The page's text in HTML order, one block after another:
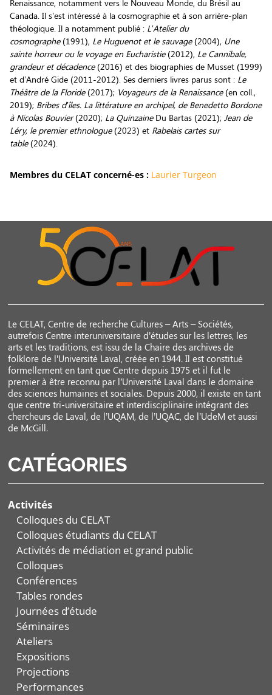
Renaissance, notamment vers le Nouveau Monde, du Brésil au
Canada. Il s’est intéressé à la cosmographie et à son arrière-plan
théologique. Il a notamment publié : L’Atelier du
cosmographe(1991), Le Huguenot et le sauvage(2004), Une
sainte horreur ou le voyage en Eucharistie(2012), Le Cannibale,
grandeur et décadence(2016) et des biographies de Musset (1999)
et d’André Gide (2011-2012). Ses derniers livres parus sont : Le
Théâtre de la Floride(2017); Voyageurs de la Renaissance(en coll.,
2019); Bribes d’îles. La littérature en archipel, de Benedetto Bordone
à Nicolas Bouvier(2020); La QuinzaineDu Bartas (2021); Jean de
Léry, le premier ethnologue(2023) et Rabelais cartes sur
table(2024).
Membres du CELAT concerné-es : Laurier Turgeon
Le CELAT, Centre de recherche Cultures – Arts – Sociétés,
autrefois Centre interuniversitaire d’études sur les lettres, les
arts et les traditions, est issu de la Chaire des archives de
folklore de l’Université Laval, créée en 1944. Il est constitué
formellement en tant que Centre depuis 1975 et il fut le
premier à être reconnu par l’Université Laval dans le domaine
des sciences humaines et sociales. Depuis 2000, il existe en tant
que centre tri-universitaire et interdisciplinaire intégrant des
chercheurs de Laval, de l’UQAM, de l’UQAC, de l’UdeM et aussi
de McGill.
CATÉGORIES
Activités
Colloques du CELAT
Colloques étudiants du CELAT
Activités de médiation et grand public
Colloques
Conférences
Tables rondes
Journées d’étude
Séminaires
Ateliers
Expositions
Projections
Performances